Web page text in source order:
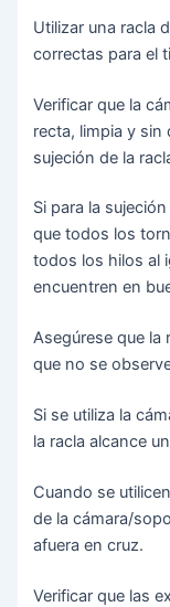
Utilizar una racla
correctas para el
Verificar que la
recta, limpia y sin
sujeción de la
Si para la
que todos los
todos los hilos al
encuentren en
Asegúrese que la
que no se
Si se utiliza la
la racla alcance
Cuando se
de la cámara/
afuera en cruz.
Verificar que las